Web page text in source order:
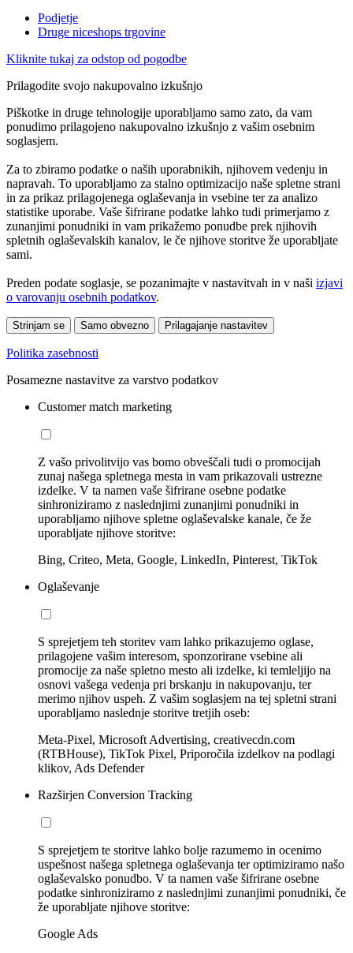
Podjetje
Druge niceshops trgovine
Kliknite tukaj za odstop od pogodbe
Prilagodite svojo nakupovalno izkušnjo
Piškotke in druge tehnologije uporabljamo samo zato, da vam
ponudimo prilagojeno nakupovalno izkušnjo z vašim osebnim
soglasjem.
Za to zbiramo podatke o naših uporabnikih, njihovem vedenju in
napravah. To uporabljamo za stalno optimizacijo naše spletne strani
in za prikaz prilagojenega oglaševanja in vsebine ter za analizo
statistike uporabe. Vaše šifrirane podatke lahko tudi primerjamo z
zunanjimi ponudniki in vam prikažemo ponudbe prek njihovih
spletnih oglaševalskih kanalov, le če njihove storitve že uporabljate
sami.
Preden podate soglasje, se pozanimajte v nastavitvah in v naši izjavi
o varovanju osebnih podatkov.
Strinjam se Samo obvezno Prilagajanje nastavitev
Politika zasebnosti
Posamezne nastavitve za varstvo podatkov
Customer match marketing
Z vašo privolitvijo vas bomo obveščali tudi o promocijah
zunaj našega spletnega mesta in vam prikazovali ustrezne
izdelke. V ta namen vaše šifrirane osebne podatke
sinhroniziramo z naslednjimi zunanjimi ponudniki in
uporabljamo njihove spletne oglaševalske kanale, če že
uporabljate njihove storitve:
Bing, Criteo, Meta, Google, LinkedIn, Pinterest, TikTok
Oglaševanje
S sprejetjem teh storitev vam lahko prikazujemo oglase,
prilagojene vašim interesom, sponzorirane vsebine ali
promocije za naše spletno mesto ali izdelke, ki temleljijo na
osnovi vašega vedenja pri brskanju in nakupovanju, ter
merimo njihov uspeh. Z vašim soglasjem na tej spletni strani
uporabljamo naslednje storitve tretjih oseb:
Meta-Pixel, Microsoft Advertising, creativecdn.com
(RTBHouse), TikTok Pixel, Priporočila izdelkov na podlagi
klikov, Ads Defender
Razširjen Conversion Tracking
S sprejetjem te storitve lahko bolje razumemo in ocenimo
uspešnost našega spletnega oglaševanja ter optimiziramo našo
oglaševalsko ponudbo. V ta namen vaše šifrirane osebne
podatke sinhroniziramo z naslednjimi zunanjimi ponudniki, če
že uporabljate njihove storitve:
Google Ads